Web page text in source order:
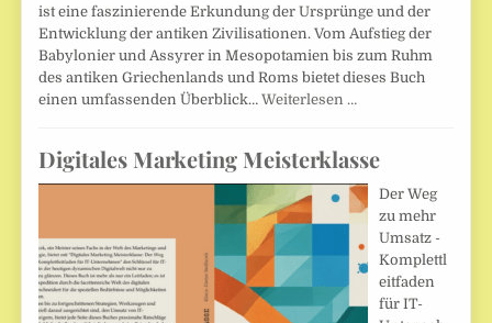
ist eine faszinierende Erkundung der Ursprünge und der
Entwicklung der antiken Zivilisationen. Vom Aufstieg der
Babylonier und Assyrer in Mesopotamien bis zum Ruhm
des antiken Griechenlands und Roms bietet dieses Buch
einen umfassenden Überblick…Weiterlesen …
Digitales Marketing Meisterklasse
Der Weg
zu mehr
Umsatz -
Komplettl
eitfaden
für IT-